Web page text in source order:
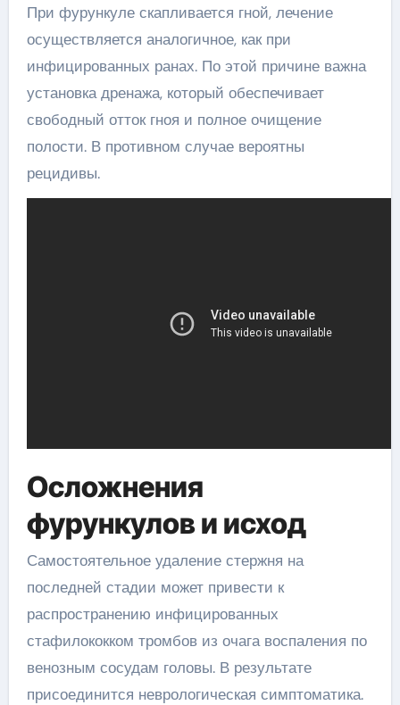
При фурункуле скапливается гной, лечение
осуществляется аналогичное, как при
инфицированных ранах. По этой причине важна
установка дренажа, который обеспечивает
свободный отток гноя и полное очищение
полости. В противном случае вероятны
рецидивы.
Осложнения
фурункулов и исход
Самостоятельное удаление стержня на
последней стадии может привести к
распространению инфицированных
стафилококком тромбов из очага воспаления по
венозным сосудам головы. В результате
присоединится неврологическая симптоматика.